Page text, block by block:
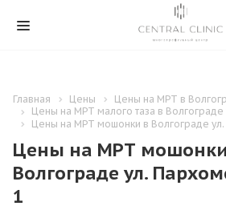
Главная Цены
Цены на МРТ в
Цены на МРТ малого таза в
Цены на МРТ мошонки в Волгограде
Цены на МРТ
Волгограде ул.
1